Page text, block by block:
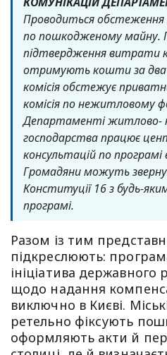
Проводиться
по пошкодженому майну.
підтвердження витрати
отримують кошти за два
комісія обстежує
комісія по нежитловому
Департаменті житлово-
господарства працює
консультацій по програмі
Громадяни можуть
Конституції 16 з будь-
програмі.
Разом із тим
підкреслюють:
ініціатива
щодо надання
виключно в Києві.
ретельно фіксують
оформляють акти й